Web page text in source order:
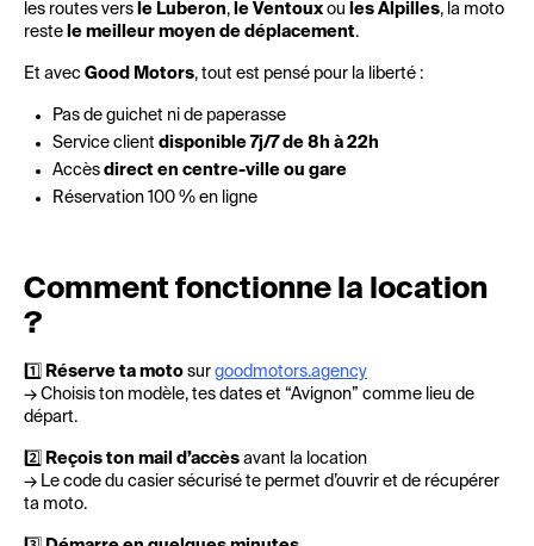
les routes vers le Luberon, le Ventoux ou les Alpilles, la moto
reste le meilleur moyen de déplacement.
Et avec Good Motors, tout est pensé pour la liberté :
Pas de guichet ni de paperasse
Service client disponible 7j/7 de 8h à 22h
Accès direct en centre-ville ou gare
Réservation 100 % en ligne
Comment fonctionne la location
?
1️⃣ Réserve ta moto sur goodmotors.agency
→ Choisis ton modèle, tes dates et “Avignon” comme lieu de
départ.
2️⃣ Reçois ton mail d’accès avant la location
→ Le code du casier sécurisé te permet d’ouvrir et de récupérer
ta moto.